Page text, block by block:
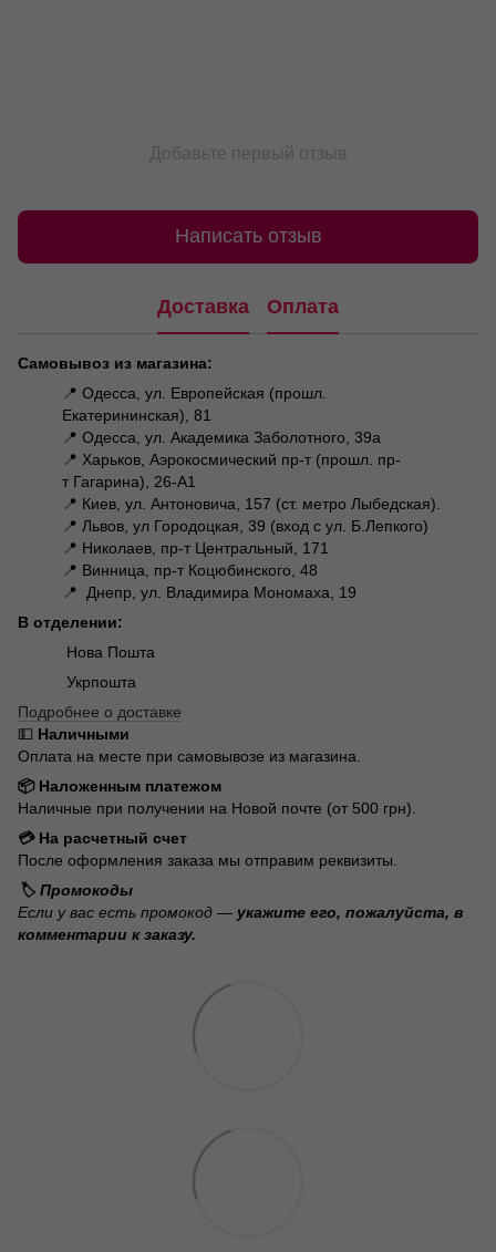
Добавьте первый отзыв
Написать отзыв
Доставка Оплата
Самовывоз из магазина:
📍 Одесса, ул. Европейская (прошл.
Екатерининская), 81
📍 Одесса, ул. Академика Заболотного, 39а
📍 Харьков, Аэрокосмический пр-т (прошл. пр-
т Гагарина), 26-А1
📍 Киев, ул. Антоновича, 157 (ст. метро Лыбедская).
📍 Львов, ул Городоцкая, 39 (вход с ул. Б.Лепкого)
📍 Николаев, пр-т Центральный, 171
📍 Винница, пр-т Коцюбинского, 48
📍 Днепр, ул. Владимира Мономаха, 19
В отделении:
Нова Пошта
Укрпошта
Подробнее о доставке
💵 Наличными
Оплата на месте при самовывозе из магазина.
📦 Наложенным платежом
Наличные при получении на Новой почте (от 500 грн).
💳 На расчетный счет
После оформления заказа мы отправим реквизиты.
🏷️ Промокоды
Если у вас есть промокод — укажите его, пожалуйста, в
комментарии к заказу.